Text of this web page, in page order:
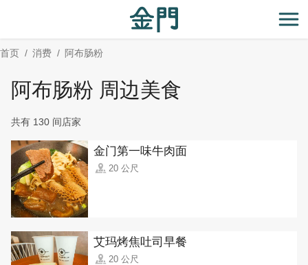
主
要
开
首页 消费 阿布肠粉
阿布肠粉 周边美食
共有 130 间店家
金门第一味牛肉面
20 公尺
艾玛烤焦吐司早餐
20 公尺